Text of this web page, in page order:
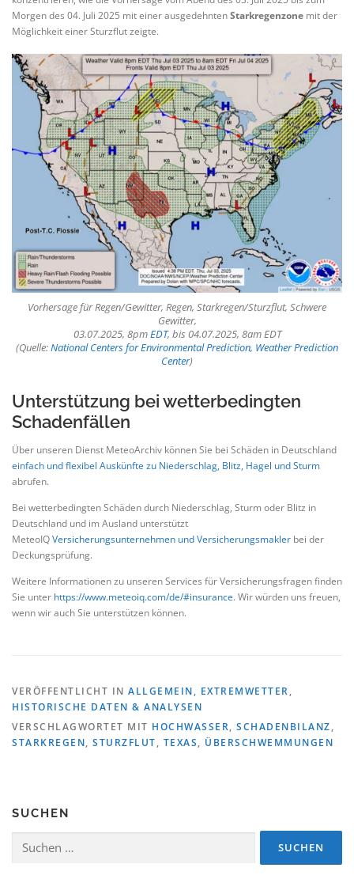
Morgen des 04. Juli 2025 mit einer ausgedehntenStarkregenzone mit der
Möglichkeit einer Sturzflut zeigte.
Vorhersage für Regen/Gewitter, Regen, Starkregen/Sturzflut, Schwere
Gewitter,
03.07.2025, 8pmEDT, bis 04.07.2025, 8am EDT
(Quelle:National Centers for Environmental Prediction, Weather Prediction
Center)
Unterstützung bei wetterbedingten
Schadenfällen
Über unseren Dienst MeteoArchiv können Sie bei Schäden in Deutschland
einfach und flexibel Auskünfte zu Niederschlag, Blitz, Hagel und Sturm
abrufen.
Bei wetterbedingten Schäden durch Niederschlag, Sturm oder Blitz in
Deutschland und im Ausland unterstützt
MeteoIQVersicherungsunternehmen und Versicherungsmakler bei der
Deckungsprüfung.
Weitere Informationen zu unseren Services für Versicherungsfragen finden
Sie unter https://www.meteoiq.com/de/#insurance. Wir würden uns freuen,
wenn wir auch Sie unterstützen können.
VERÖFFENTLICHT IN ALLGEMEIN, EXTREMWETTER,
HISTORISCHE DATEN & ANALYSEN
VERSCHLAGWORTET MIT HOCHWASSER, SCHADENBILANZ,
STARKREGEN, STURZFLUT, TEXAS, ÜBERSCHWEMMUNGEN
SUCHEN
nach: